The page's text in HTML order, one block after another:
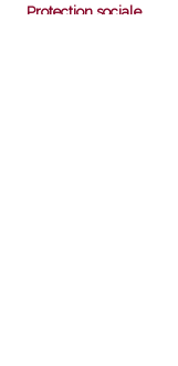
Protection sociale